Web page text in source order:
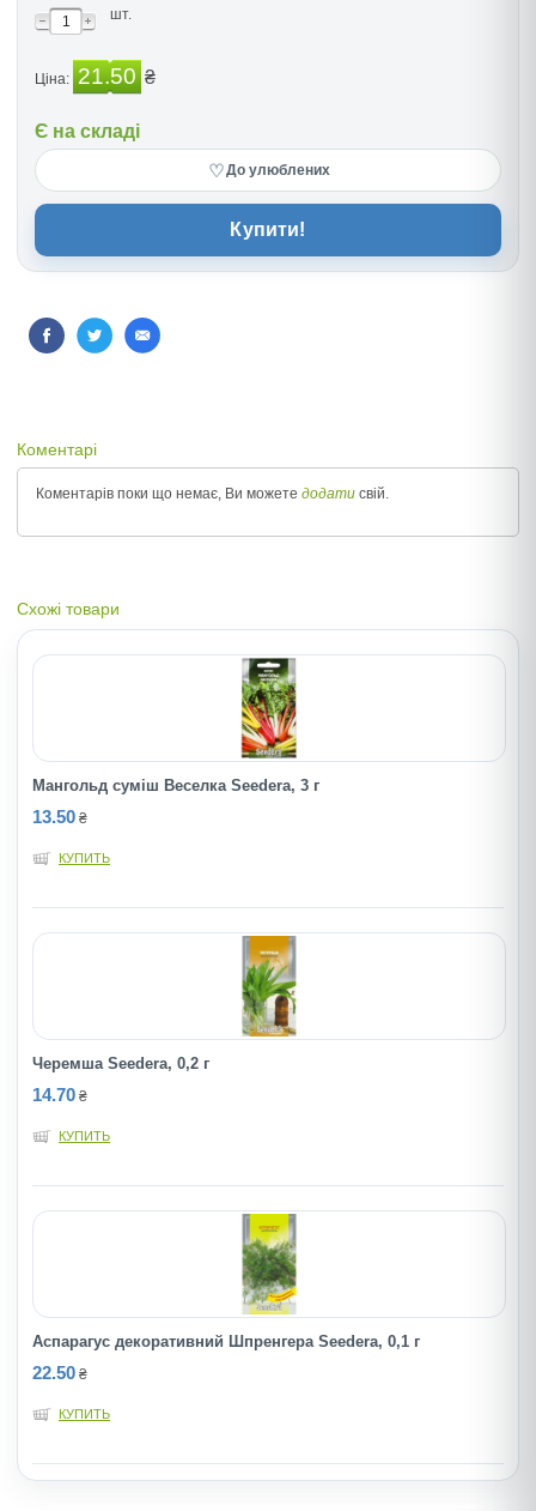
шт.
Ціна: 21.50 ₴
Є на складі
♡До улюблених
Купити!
Коментарі
Коментарів поки що немає, Ви можете додати свій.
Схожі товари
Мангольд суміш Веселка Seedera, 3 г
13.50 ₴
КУПИТЬ
Черемша Seedera, 0,2 г
14.70 ₴
КУПИТЬ
Аспарагус декоративний Шпренгера Seedera, 0,1 г
22.50 ₴
КУПИТЬ